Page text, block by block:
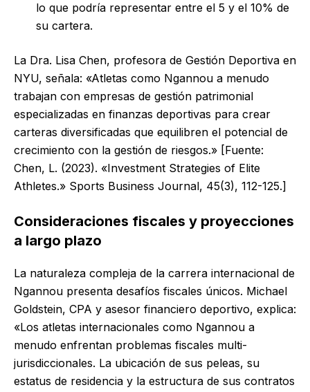
lo que podría representar entre el 5 y el 10% de
su cartera.
La Dra. Lisa Chen, profesora de Gestión Deportiva en
NYU, señala: «Atletas como Ngannou a menudo
trabajan con empresas de gestión patrimonial
especializadas en finanzas deportivas para crear
carteras diversificadas que equilibren el potencial de
crecimiento con la gestión de riesgos.» [Fuente:
Chen, L. (2023). «Investment Strategies of Elite
Athletes.» Sports Business Journal, 45(3), 112-125.]
Consideraciones fiscales y proyecciones
a largo plazo
La naturaleza compleja de la carrera internacional de
Ngannou presenta desafíos fiscales únicos. Michael
Goldstein, CPA y asesor financiero deportivo, explica:
«Los atletas internacionales como Ngannou a
menudo enfrentan problemas fiscales multi-
jurisdiccionales. La ubicación de sus peleas, su
estatus de residencia y la estructura de sus contratos